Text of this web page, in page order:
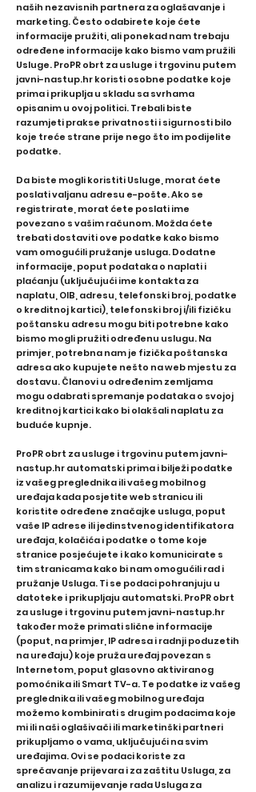
naših nezavisnih partnera za oglašavanje i
marketing. Često odabirete koje ćete
informacije pružiti, ali ponekad nam trebaju
određene informacije kako bismo vam pružili
Usluge. ProPR obrt za usluge i trgovinu putem
javni-nastup.hr koristi osobne podatke koje
prima i prikuplja u skladu sa svrhama
opisanim u ovoj politici. Trebali biste
razumjeti prakse privatnosti i sigurnosti bilo
koje treće strane prije nego što im podijelite
podatke.
Da biste mogli koristiti Usluge, morat ćete
poslati valjanu adresu e-pošte. Ako se
registrirate, morat ćete poslati ime
povezano s vašim računom. Možda ćete
trebati dostaviti ove podatke kako bismo
vam omogućili pružanje usluga. Dodatne
informacije, poput podataka o naplati i
plaćanju (uključujući ime kontakta za
naplatu, OIB, adresu, telefonski broj, podatke
o kreditnoj kartici), telefonski broj i/ili fizičku
poštansku adresu mogu biti potrebne kako
bismo mogli pružiti određenu uslugu. Na
primjer, potrebna nam je fizička poštanska
adresa ako kupujete nešto na web mjestu za
dostavu. Članovi u određenim zemljama
mogu odabrati spremanje podataka o svojoj
kreditnoj kartici kako bi olakšali naplatu za
buduće kupnje.
ProPR obrt za usluge i trgovinu putem javni-
nastup.hr automatski prima i bilježi podatke
iz vašeg preglednika ili vašeg mobilnog
uređaja kada posjetite web stranicu ili
koristite određene značajke usluga, poput
vaše IP adrese ili jedinstvenog identifikatora
uređaja, kolačića i podatke o tome koje
stranice posjećujete i kako komunicirate s
tim stranicama kako bi nam omogućili rad i
pružanje Usluga. Ti se podaci pohranjuju u
datoteke i prikupljaju automatski. ProPR obrt
za usluge i trgovinu putem javni-nastup.hr
također može primati slične informacije
(poput, na primjer, IP adresa i radnji poduzetih
na uređaju) koje pruža uređaj povezan s
Internetom, poput glasovno aktiviranog
pomoćnika ili Smart TV-a. Te podatke iz vašeg
preglednika ili vašeg mobilnog uređaja
možemo kombinirati s drugim podacima koje
mi ili naši oglašivači ili marketinški partneri
prikupljamo o vama, uključujući na svim
uređajima. Ovi se podaci koriste za
sprečavanje prijevara i za zaštitu Usluga, za
analizu i razumijevanje rada Usluga za